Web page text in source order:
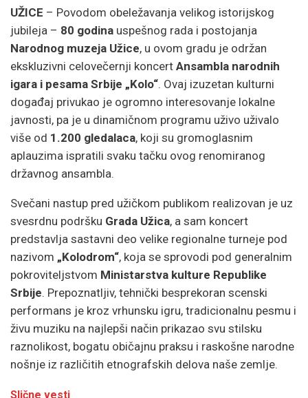
UŽICE – Povodom obeležavanja velikog istorijskog
jubileja – 80 godina uspešnog rada i postojanja
Narodnog muzeja Užice, u ovom gradu je održan
ekskluzivni celovečernji koncert Ansambla narodnih
igara i pesama Srbije „Kolo“. Ovaj izuzetan kulturni
događaj privukao je ogromno interesovanje lokalne
javnosti, pa je u dinamičnom programu uživo uživalo
više od 1.200 gledalaca, koji su gromoglasnim
aplauzima ispratili svaku tačku ovog renomiranog
državnog ansambla.
Svečani nastup pred užičkom publikom realizovan je uz
svesrdnu podršku Grada Užica, a sam koncert
predstavlja sastavni deo velike regionalne turneje pod
nazivom „Kolodrom“, koja se sprovodi pod generalnim
pokroviteljstvom Ministarstva kulture Republike
Srbije. Prepoznatljiv, tehnički besprekoran scenski
performans je kroz vrhunsku igru, tradicionalnu pesmu i
živu muziku na najlepši način prikazao svu stilsku
raznolikost, bogatu običajnu praksu i raskošne narodne
nošnje iz različitih etnografskih delova naše zemlje.
Slične vesti